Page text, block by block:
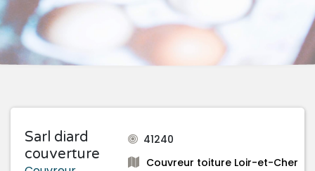
Sarl diard
couverture
41240
Couvreur toiture Loir-et-Cher